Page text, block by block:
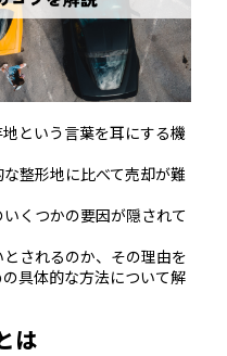
という言葉を耳にする機
整形地に比べて売却が難
くつかの要因が隠されて
されるのか、その理由を
具体的な方法について解
は